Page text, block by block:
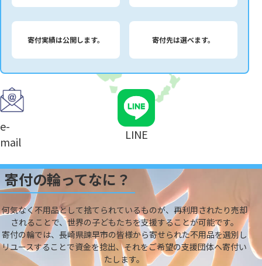
寄付実績は公開します。 寄付先は選べます。
e-
mail
LINE
寄付の輪ってなに？
何気なく不用品として捨てられているものが、再利用されたり売却
されることで、世界の子どもたちを支援することが可能です。
寄付の輪では、長崎県諫早市の皆様から寄せられた不用品を選別し
リユースすることで資金を捻出、それをご希望の支援団体へ寄付い
たします。